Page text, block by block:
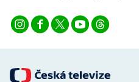
Ostatní